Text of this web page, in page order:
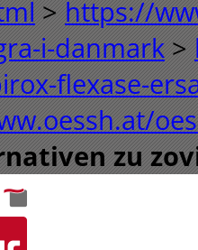
> https://
i-danmark >
flexase-
zu